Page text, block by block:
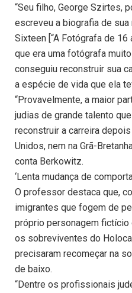
“Seu filho, George Szirtes,
escreveu a biografia de
Sixteen [“A Fotógrafa de 16
que era uma fotógrafa
conseguiu reconstruir sua
a espécie de vida que ela
“Provavelmente, a maior
judias de grande talento
reconstruir a carreira
Unidos, nem na Grã-
conta Berkowitz.
‘Lenta mudança de
O professor destaca que,
imigrantes que fogem de
próprio personagem fictício
os sobreviventes do
precisaram recomeçar na
de baixo.
“Dentre os profissionais